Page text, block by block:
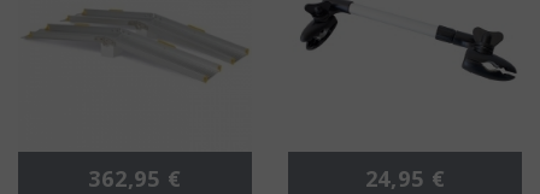
Precio
362,95 € Precio
24,95 €